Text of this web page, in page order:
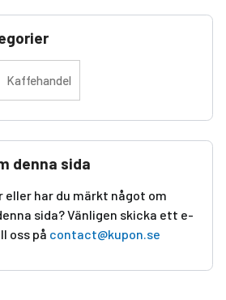
Kaffehandel
denna sida
eller har du märkt något om
sida? Vänligen skicka ett e-
oss på contact@kupon.se